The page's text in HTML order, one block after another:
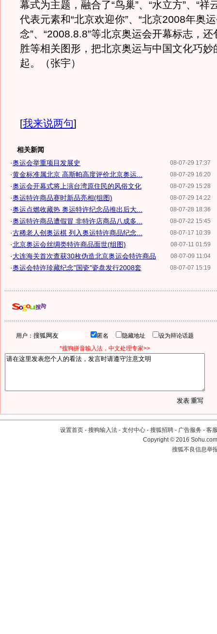
幕式为主题，融合了“鸟巢”、“水立方”、“祥
代表元素和“北京欢迎你”、“北京2008年奥
念”、“2008.8.8”等北京奥运会开幕标志，
胜等相关图形，把北京奥运与中国文化巧妙
起。（张宇）
[我来说两句]
相关新闻
08-07-29 17:37
·奥运会举重项目发展史
08-07-29 16:20
·黄金标准属北京 高斯帕高度评价北京奥运...
08-07-29 15:28
·奥运会开幕式将上演台湾原住民的风俗文化
08-07-29 14:22
·奥运特许商品赛时新品亮相(组图)
08-07-28 18:36
·奥运点燃收藏热 奥运特许纪念品推出后大...
08-07-22 15:45
·奥运特许商品遭假冒 非特许店商品八成多...
08-07-17 10:39
·古稀老人创奥运棋 列入奥运特许商品纪念...
08-07-11 01:59
·北京奥运会丝绸类特许商品面世(组图)
08-07-09 11:04
·大连海关首次查获30枚伪造北京奥运会特许商品
08-07-07 15:19
·奥运会特许珍藏纪念"国瓷"瓷盘发行2008套
用户： 匿名 隐藏地址
设为辩论话题
*搜狗拼音输入法，中文处理专家>>
设置首页 - 搜狗输入法 - 支付中心 - 搜狐招聘 - 广告服务 - 客
Copyright©2016
搜狐不良信息举